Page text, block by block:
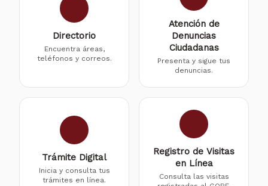
Directorio
Encuentra áreas,
teléfonos y correos.
Atención de
Denuncias
Ciudadanas
Presenta y sigue tus
denuncias.
Trámite Digital
Inicia y consulta tus
trámites en línea.
Registro de Visitas
en Línea
Consulta las visitas